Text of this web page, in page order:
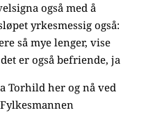
også med å
yrkesmessig også:
så mye lenger, vise
er også befriende, ja
Torhild her og nå ved